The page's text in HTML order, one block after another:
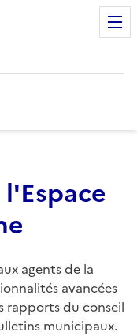
agents de la
avancées
rapports du conseil
municipaux.